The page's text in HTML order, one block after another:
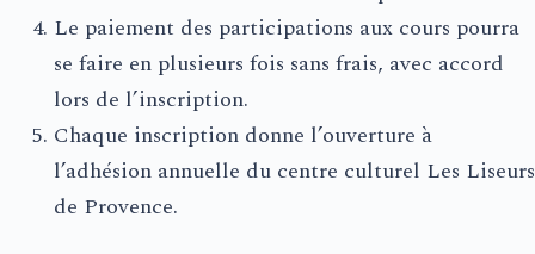
Le paiement des participations aux cours pourra
se faire en plusieurs fois sans frais, avec accord
lors de l’inscription.
Chaque inscription donne l’ouverture à
l’adhésion annuelle du centre culturel Les Liseurs
de Provence.